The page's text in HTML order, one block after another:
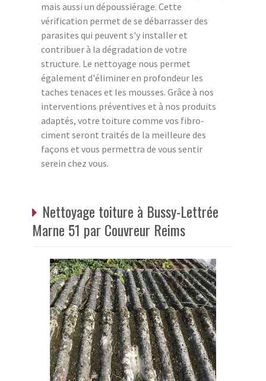
mais aussi un dépoussiérage. Cette
vérification permet de se débarrasser des
parasites qui peuvent s'y installer et
contribuer à la dégradation de votre
structure. Le nettoyage nous permet
également d'éliminer en profondeur les
taches tenaces et les mousses. Grâce à nos
interventions préventives et à nos produits
adaptés, votre toiture comme vos fibro-
ciment seront traités de la meilleure des
façons et vous permettra de vous sentir
serein chez vous.
Nettoyage toiture à Bussy-Lettrée
Marne 51 par Couvreur Reims